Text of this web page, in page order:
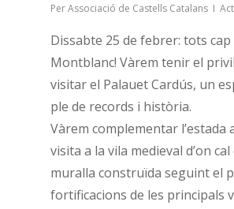
PerAssociació de Castells Catalans
Dissabte 25 de febrer: tots cap
Montblanc! Vàrem tenir el
visitar el Palauet Cardús, un
ple de records i història.
Vàrem complementar l’estada
visita a la vila medieval d’on
muralla construïda seguint el
fortificacions de les principals